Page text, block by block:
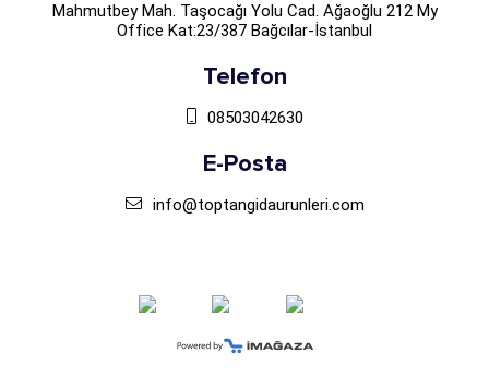
Mahmutbey Mah. Taşocağı Yolu Cad. Ağaoğlu 212 My
Office Kat:23/387 Bağcılar-İstanbul
Telefon
08503042630
E-Posta
info@toptangidaurunleri.com